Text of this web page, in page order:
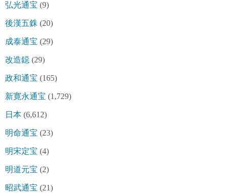
弘光通宝 (9)
後漢五銖 (20)
成泰通宝 (29)
改造鐚 (29)
政和通宝 (165)
新寛永通宝 (1,729)
日本 (6,612)
明命通宝 (23)
明宋定宝 (4)
明道元宝 (2)
昭武通宝 (21)